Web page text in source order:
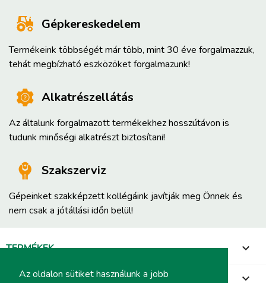
Az oldalon sütiket használunk a jobb
Gépkereskedelem
Termékeink többségét már több, mint 30 éve forgalmazzuk,
tehát megbízható eszközöket forgalmazunk!
Alkatrészellátás
Az általunk forgalmazott termékekhez hosszútávon is
tudunk minőségi alkatrészt biztosítani!
Szakszerviz
Gépeinket szakképzett kollégáink javítják meg Önnek és
nem csak a jótállási időn belül!
TERMÉKEK 
INFORMÁCIÓ 